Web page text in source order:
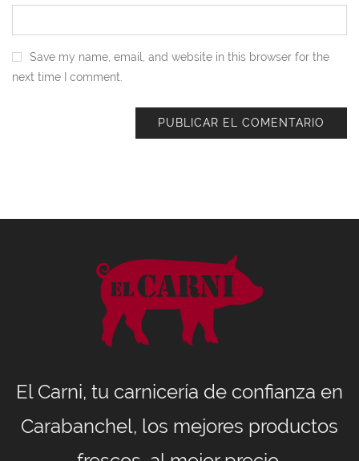
Save my name, email, and website in this browser for the
next time I comment.
El Carni, tu carnicería de confianza en
Carabanchel, los mejores productos